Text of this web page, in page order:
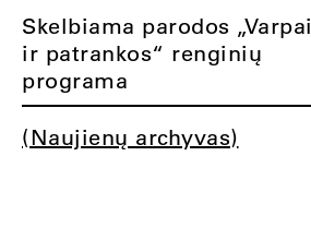
Skelbiama parodos „Varpai
ir patrankos“ renginių
programa
(Naujienų archyvas)